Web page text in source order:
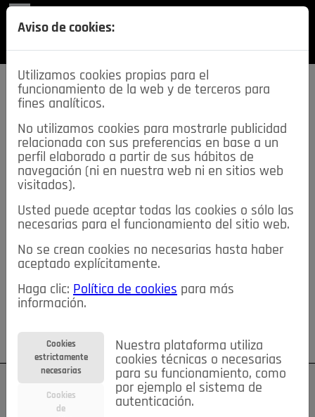
SECCIONES
descarga esta
REVISTA
≡NOTICIAS
NOTICIAS SERVICIOS DE INTERÉS
TABLÓN DE ANUNCIOS MIS ANUNCIOS CONTACTO
NOSOTROS
Su cuenta Regístrese ¿Olvidó su contraseña?
Aviso de cookies:
Utilizamos cookies propias para el
funcionamiento de la web y de terceros para
fines analíticos.
No utilizamos cookies para mostrarle publicidad
relacionada con sus preferencias en base a un
perfil elaborado a partir de sus hábitos de
navegación (ni en nuestra web ni en sitios web
visitados).
Usted puede aceptar todas las cookies o sólo las
necesarias para el funcionamiento del sitio web.
No se crean cookies no necesarias hasta haber
aceptado explícitamente.
Haga clic: Política de cookies para más
información.
Cookies
estrictamente
necesarias
Cookies
de
Nuestra plataforma utiliza
cookies técnicas o necesarias
para su funcionamiento, como
por ejemplo el sistema de
autenticación.